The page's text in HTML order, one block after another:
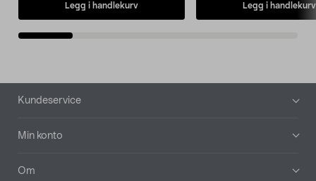
Legg i handlekurv Legg i handlekurv
Bunntekst
Kundeservice
Min konto
Om